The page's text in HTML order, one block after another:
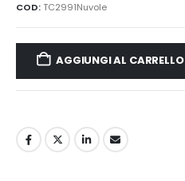
COD:TC2991Nuvole
AGGIUNGI AL CARRELLO